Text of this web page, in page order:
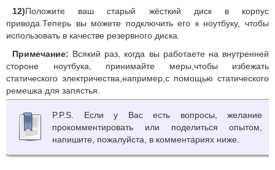
12)Положите ваш старый жёсткий диск в корпус
привода.Теперь вы можете подключить его к ноутбуку, чтобы
использовать в качестве резервного диска.
Примечание: Всякий раз, когда вы работаете на внутренней
стороне ноутбука, принимайте меры,чтобы избежать
статического электричества,например,с помощью статического
ремешка для запястья.
P.P.S. Если у Вас есть вопросы, желание
прокомментировать или поделиться опытом,
напишите, пожалуйста, в комментариях ниже.